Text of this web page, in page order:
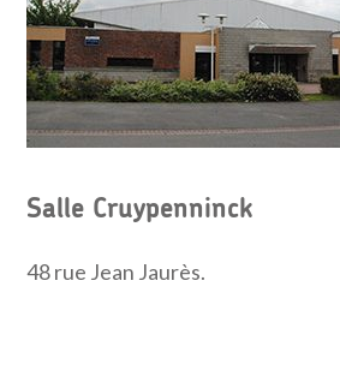
Salle Cruypenninck
48 rue Jean Jaurès.